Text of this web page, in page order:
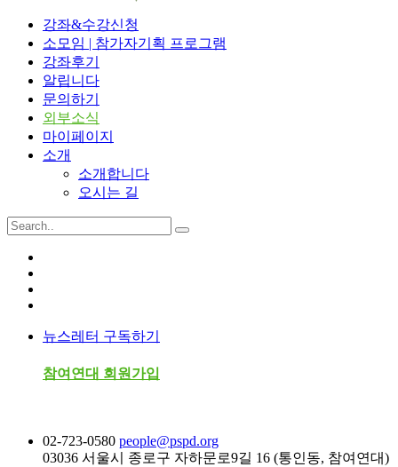
강좌&수강신청
소모임 | 참가자기획 프로그램
강좌후기
알립니다
문의하기
외부소식
마이페이지
소개
소개합니다
오시는 길
뉴스레터 구독하기
참여연대 회원가입
02-723-0580 people@pspd.org
03036 서울시 종로구 자하문로9길 16 (통인동, 참여연대)